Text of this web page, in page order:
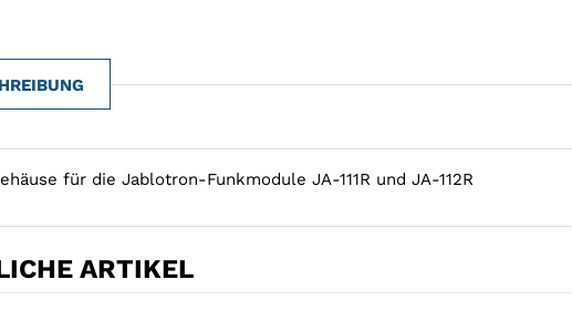
für die Jablotron-Funkmodule JA-111R und JA-112R
ARTIKEL